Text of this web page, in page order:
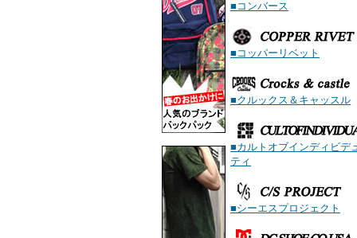
■コンバース
■コッパーリベット
■クルックス＆キャッスル
■カルトオブインディビデ
ティ
■シーエスプロジェクト